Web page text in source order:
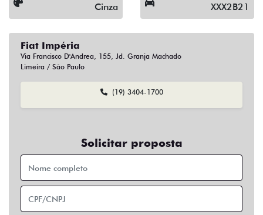
Cinza XXX2B21
Fiat Impéria
Via Francisco D'Andrea, 155, Jd. Granja Machado
Limeira / São Paulo
(19) 3404-1700
Solicitar proposta